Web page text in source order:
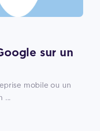
sur un
mobile ou un
...